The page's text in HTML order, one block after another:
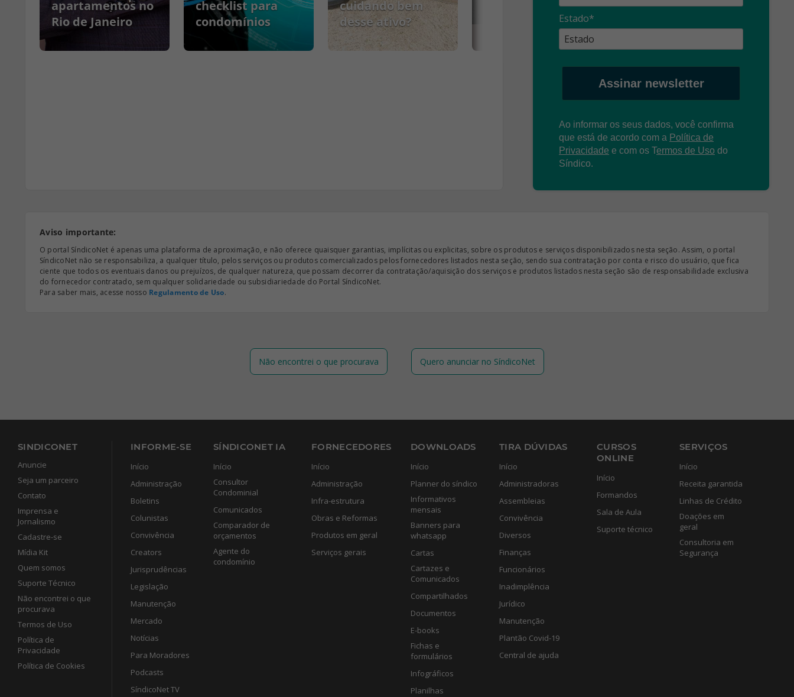
apartamentos no
Rio de Janeiro
checklist para
condomínios
cuidando bem
desse ativo?
PCMSO: O que é?
propagandas
Estado*
Assinar newsletter
Ao informar os seus dados, você confirma
que está de acordo com a Política de
Privacidade e com os Termos de Uso do
Síndico.
Aviso importante:
O portal SíndicoNet é apenas uma plataforma de aproximação, e não oferece quaisquer garantias, implícitas ou explicitas, sobre os produtos e serviços disponibilizados nesta seção. Assim, o portal
SíndicoNet não se responsabiliza, a qualquer título, pelos serviços ou produtos comercializados pelos fornecedores listados nesta seção, sendo sua contratação por conta e risco do usuário, que fica
ciente que todos os eventuais danos ou prejuízos, de qualquer natureza, que possam decorrer da contratação/aquisição dos serviços e produtos listados nesta seção são de responsabilidade exclusiva
do fornecedor contratado, sem qualquer solidariedade ou subsidiariedade do Portal SíndicoNet.
Para saber mais, acesse nosso Regulamento de Uso.
Não encontrei o que procurava Quero anunciar no SíndicoNet
SINDICONET
Anuncie
Seja um parceiro
Contato
Imprensa e
Jornalismo
Cadastre-se
Mídia Kit
Quem somos
Suporte Técnico
Não encontrei o que
procurava
Termos de Uso
Política de
Privacidade
Política de Cookies
INFORME-SE
Início
Administração
Boletins
Colunistas
Convivência
Creators
Jurisprudências
Legislação
Manutenção
Mercado
Notícias
Para Moradores
Podcasts
SíndicoNet TV
SÍNDICONET IA
Início
Consultor
Condominial
Comunicados
Comparador de
orçamentos
Agente do
condomínio
FORNECEDORES
Início
Administração
Infra-estrutura
Obras e Reformas
Produtos em geral
Serviços gerais
DOWNLOADS
Início
Planner do síndico
Informativos
mensais
Banners para
whatsapp
Cartas
Cartazes e
Comunicados
Compartilhados
Documentos
E-books
Fichas e
formulários
Infográficos
Planilhas
TIRA DÚVIDAS
Início
Administradoras
Assembleias
Convivência
Diversos
Finanças
Funcionários
Inadimplência
Jurídico
Manutenção
Plantão Covid-19
Central de ajuda
CURSOS
ONLINE
Início
Formandos
Sala de Aula
Suporte técnico
SERVIÇOS
Início
Receita garantida
Linhas de Crédito
Doações em
geral
Consultoria em
Segurança